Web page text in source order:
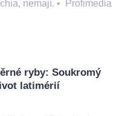
nemají. • Profimedia
ryby: Soukromý
latimérií